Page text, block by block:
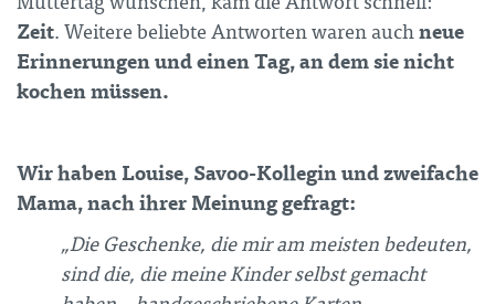
Zeit. Weitere beliebte Antworten waren auchneue
Erinnerungen und einen Tag, an dem sie nicht
kochen müssen.
Wir haben Louise, Savoo-Kollegin und zweifache
Mama, nach ihrer Meinung gefragt:
„Die Geschenke, die mir am meisten bedeuten,
sind die, die meine Kinder selbst gemacht